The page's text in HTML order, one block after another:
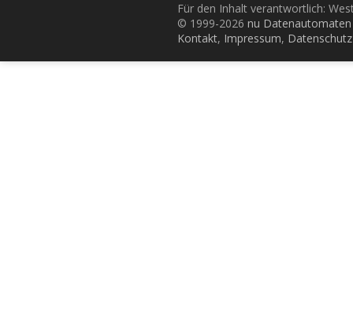
Für den Inhalt verantwortlich:
© 1999-2026 nu
Kontakt, Impressum, Datenschutz